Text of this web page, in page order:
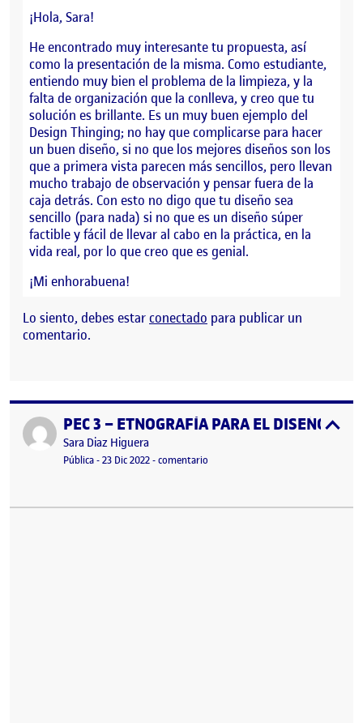
¡Hola, Sara!
He encontrado muy interesante tu propuesta, así
como la presentación de la misma. Como estudiante,
entiendo muy bien el problema de la limpieza, y la
falta de organización que la conlleva, y creo que tu
solución es brillante. Es un muy buen ejemplo del
Design Thinging; no hay que complicarse para hacer
un buen diseño, si no que los mejores diseños son los
que a primera vista parecen más sencillos, pero llevan
mucho trabajo de observación y pensar fuera de la
caja detrás. Con esto no digo que tu diseño sea
sencillo (para nada) si no que es un diseño súper
factible y fácil de llevar al cabo en la práctica, en la
vida real, por lo que creo que es genial.
¡Mi enhorabuena!
Lo siento, debes estarconectado para publicar un
comentario.
Publicado porPEC 3 – ETNOGRAFÍA PARA EL DISEÑO
Publicado por
Sara Diaz Higuera
Visibilidad:
Pública-Fecha de publicación
23 Dic 2022-comentario